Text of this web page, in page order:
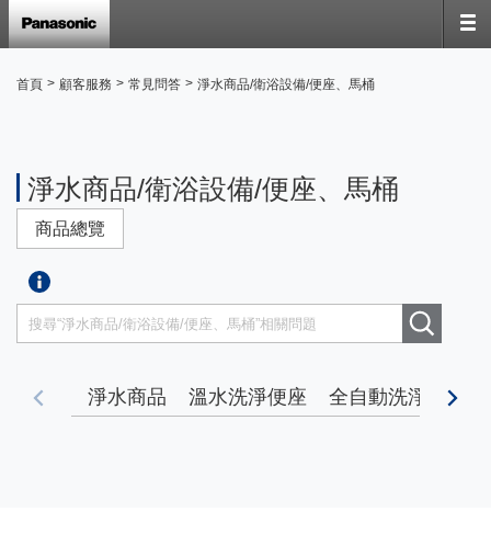
首頁 > 顧客服務 > 常見問答 > 淨水商品/衛浴設備/便座、馬桶
淨水商品/衛浴設備/便座、馬桶
商品總覽
淨水商品 溫水洗淨便座 全自動洗淨馬桶